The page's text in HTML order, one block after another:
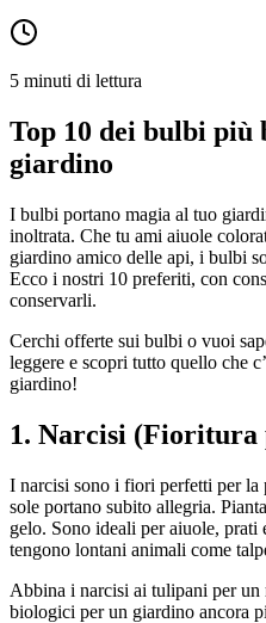
5 minuti di lettura
Top 10 dei bulbi
giardino
I bulbi portano magia al tuo
inoltrata. Che tu ami aiuole
giardino amico delle api, i bulbi
Ecco i nostri 10 preferiti, con
conservarli.
Cerchi offerte sui bulbi o vuoi
leggere e scopri tutto quello che
giardino!
1. Narcisi
I narcisi sono i fiori perfetti per
sole portano subito allegria.
gelo. Sono ideali per aiuole, prati
tengono lontani animali come
Abbina i narcisi ai tulipani per
biologici per un giardino ancora